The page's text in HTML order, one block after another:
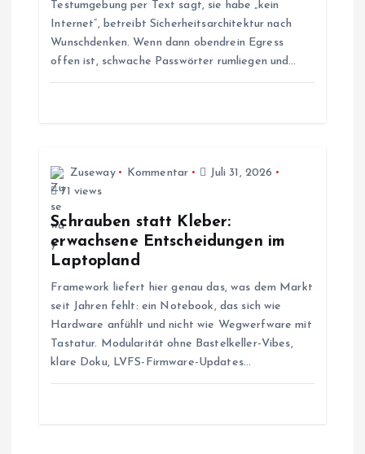
Testumgebung per Text sagt, sie habe „kein
Internet“, betreibt Sicherheitsarchitektur nach
Wunschdenken. Wenn dann obendrein Egress
offen ist, schwache Passwörter rumliegen und…
Zuseway Kommentar
Juli 31, 2026
71 views
Schrauben statt Kleber:
erwachsene Entscheidungen im
Laptopland
Framework liefert hier genau das, was dem Markt
seit Jahren fehlt: ein Notebook, das sich wie
Hardware anfühlt und nicht wie Wegwerfware mit
Tastatur. Modularität ohne Bastelkeller-Vibes,
klare Doku, LVFS-Firmware-Updates…